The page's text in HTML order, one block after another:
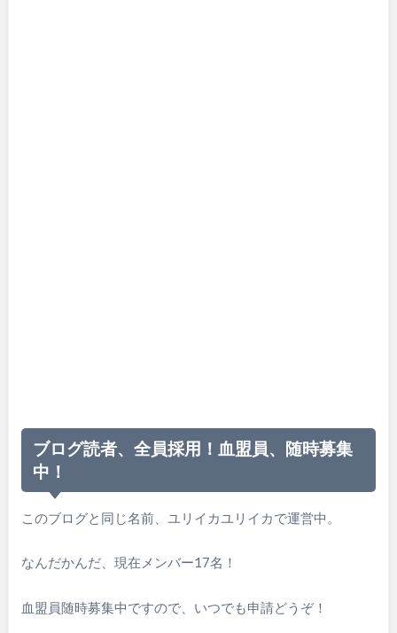
ブログ読者、全員採用！血盟員、随時募集
中！
このブログと同じ名前、ユリイカユリイカで運営中。
なんだかんだ、現在メンバー17名！
血盟員随時募集中ですので、いつでも申請どうぞ！